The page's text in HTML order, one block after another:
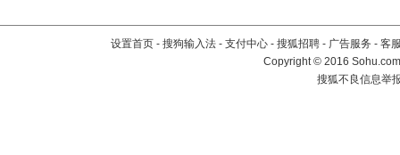
设置首页 - 搜狗输入法 - 支付中心 - 搜狐招聘 - 广告服务 - 客
Copyright©2016
搜狐不良信息举